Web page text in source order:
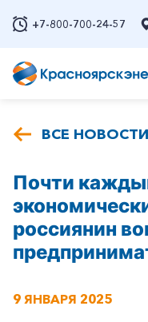
+7-800-700-24-57
ВСЕ НОВОСТИ
Почти
россиянин
9 ЯНВАРЯ 2025